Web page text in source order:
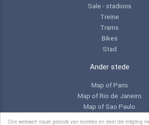
Ons webwerf maak gebruik van koekies en deel die inligting
Sale - stadions
Treine
Trams
Bikes
Stad
Ander stede
Map of Paris
Map of Rio de Janeiro
Map of Sao Paulo